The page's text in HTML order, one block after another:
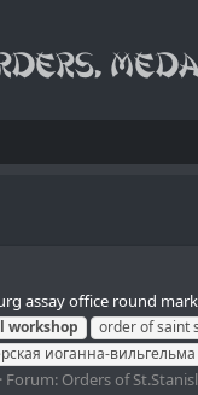
assay office round
workshop order of saint
иоганна-
Forum: Orders of